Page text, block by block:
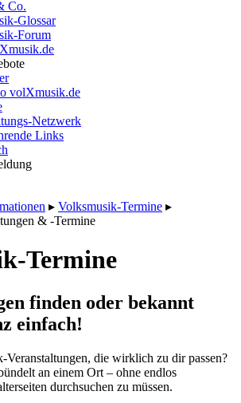
Co.
Glossar
Forum
volXmusik.de
Netzwerk
Links
▸ Volksmusik-Termine ▸
& -Termine
Termine
finden oder bekannt
einfach!
Veranstaltungen, die wirklich zu dir passen?
an einem Ort – ohne endlos
durchsuchen zu müssen.